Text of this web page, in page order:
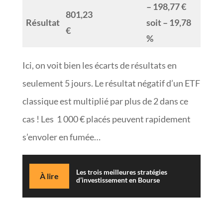
Résultat
801,23
€
– 198,77 €
soit – 19,78
%
Ici, on voit bien les écarts de résultats en
seulement 5 jours. Le résultat négatif d’un ETF
classique est multiplié par plus de 2 dans ce
cas ! Les 1 000 € placés peuvent rapidement
s’envoler en fumée…
À lire
Les trois meilleures stratégies
d’investissement en Bourse